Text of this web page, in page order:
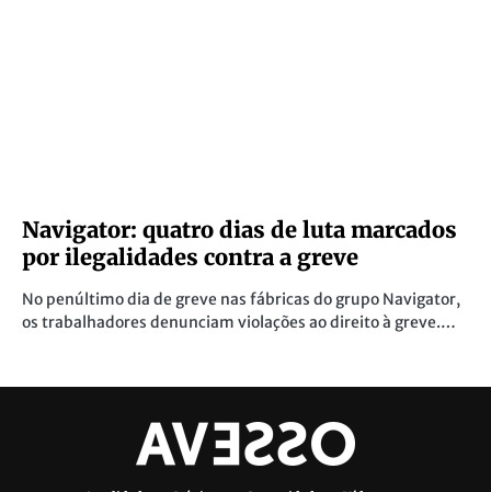
Navigator: quatro dias de luta marcados
por ilegalidades contra a greve
No penúltimo dia de greve nas fábricas do grupo Navigator,
os trabalhadores denunciam violações ao direito à greve.…